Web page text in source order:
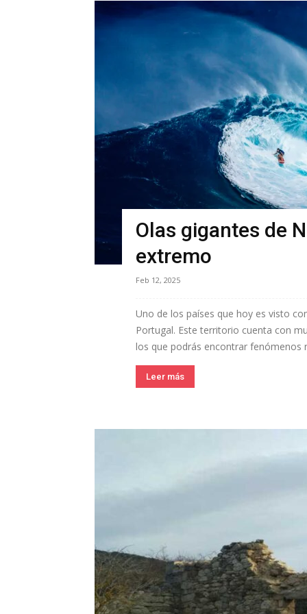
Olas gigantes de
extremo
Feb 12, 2025
Uno de los países que hoy es visto
Portugal. Este territorio cuenta con
los que podrás encontrar fenómenos
Leer más